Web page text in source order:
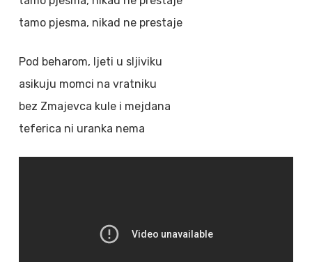
tamo pjesma, nikad ne prestaje
Pod beharom, ljeti u sljiviku
asikuju momci na vratniku
bez Zmajevca kule i mejdana
teferica ni uranka nema